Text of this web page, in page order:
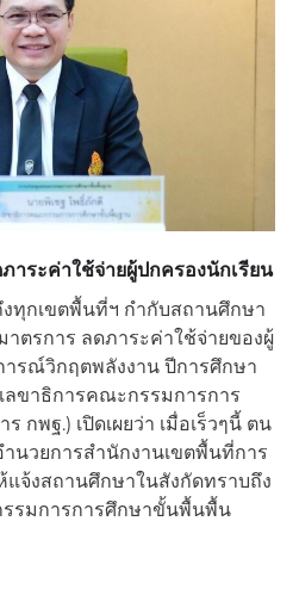
าระค่าใช้จ่ายผู้ปกครองนักเรียน
ทุกเขตพื้นที่ฯ กำกับสถานศึกษา
ตรการ ลดภาระค่าใช้จ่ายของผู้
รณ์วิกฤตพลังงาน ปีการศึกษา
ลขาธิการคณะกรรมการการ
กพฐ.) เปิดเผยว่า เมื่อเร็วๆนี้ ตน
นวยการสำนักงานเขตพื้นที่การ
แจ้งสถานศึกษาในสังกัดทราบถึง
รมการการศึกษาขั้นพื้นพื้น